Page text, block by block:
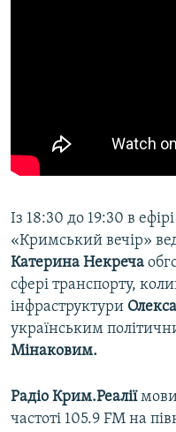
Із 18:30 до 19:30 в
«Кримський вечір»
Катерина Некреча
сфері транспорту,
інфраструктури
українським
Мінаковим.
Радіо Крим.Реалії
частоті 105.9 FM на